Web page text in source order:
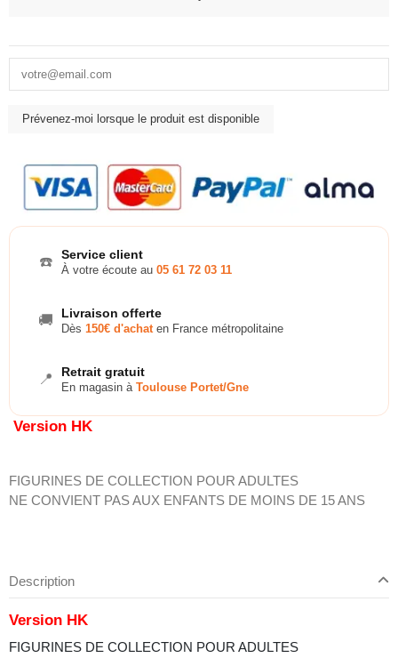
☎️ Service client
À votre écoute au 05 61 72 03 11
🚚 Livraison offerte
Dès 150€ d'achaten France métropolitaine
📍 Retrait gratuit
En magasin à Toulouse Portet/Gne
Version HK
FIGURINES DE COLLECTION POUR ADULTES
NE CONVIENT PAS AUX ENFANTS DE MOINS DE 15 ANS
Description
Version HK
FIGURINES DE COLLECTION POUR ADULTES